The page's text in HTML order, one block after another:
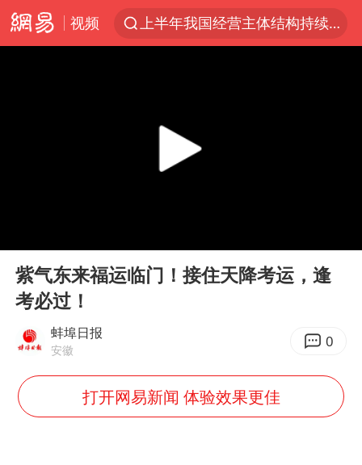
视频
上半年我国经营主体结构持续优化
2025年小学教师减少13.19万
《龙餐馆》 冲奖
Play
紫气东来福运临门！接住天降考运，逢
考必过！
蚌埠日报
安徽 0
打开网易新闻 体验效果更佳